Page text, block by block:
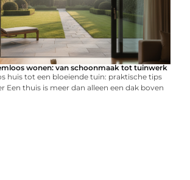
wonen: van schoonmaak tot tuinwerk
huis tot een bloeiende tuin: praktische tips
Een thuis is meer dan alleen een dak boven